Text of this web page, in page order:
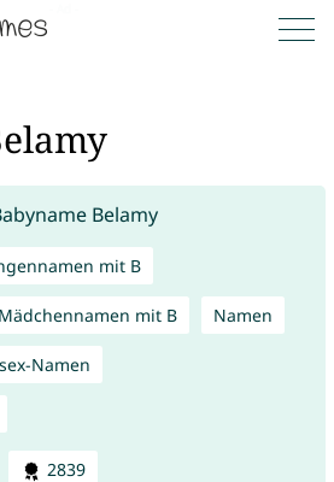
mit B
Mädchennamen mit B Namen
Namen
2839